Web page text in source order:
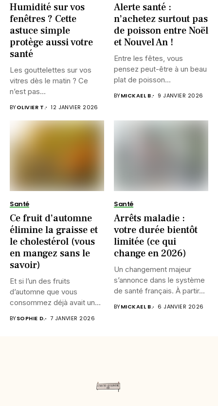
Humidité sur vos
fenêtres ? Cette
astuce simple
protège aussi votre
santé
Les gouttelettes sur vos
vitres dès le matin ? Ce
n’est pas...
BYOLIVIER T. 12 JANVIER 2026
Alerte santé :
n’achetez surtout pas
de poisson entre Noël
et Nouvel An !
Entre les fêtes, vous
pensez peut-être à un beau
plat de poisson...
BYMICKAEL B. 9 JANVIER 2026
Santé
Ce fruit d’automne
élimine la graisse et
le cholestérol (vous
en mangez sans le
savoir)
Et si l’un des fruits
d’automne que vous
consommez déjà avait un...
BYSOPHIE D. 7 JANVIER 2026
Santé
Arrêts maladie :
votre durée bientôt
limitée (ce qui
change en 2026)
Un changement majeur
s’annonce dans le système
de santé français. À partir...
BYMICKAEL B. 6 JANVIER 2026